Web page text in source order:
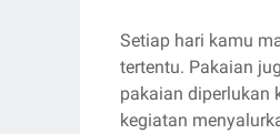
Setiap hari kamu
tertentu. Pakaian
pakaian diperlukan
kegiatan